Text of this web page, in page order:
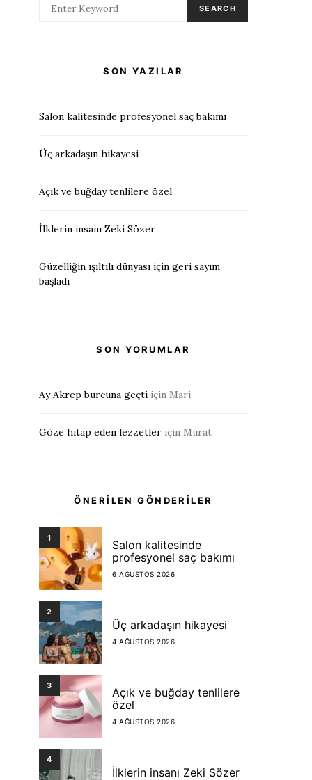
SEARCH
SON YAZILAR
Salon kalitesinde profesyonel saç bakımı
Üç arkadaşın hikayesi
Açık ve buğday tenlilere özel
İlklerin insanı Zeki Sözer
Güzelliğin ışıltılı dünyası için geri sayım
başladı
SON YORUMLAR
Ay Akrep burcuna geçti için Mari
Göze hitap eden lezzetler için Murat
ÖNERİLEN GÖNDERİLER
1
Salon kalitesinde
profesyonel saç bakımı
6 AĞUSTOS 2026
2
Üç arkadaşın hikayesi
4 AĞUSTOS 2026
3
Açık ve buğday tenlilere
özel
4 AĞUSTOS 2026
4
İlklerin insanı Zeki Sözer